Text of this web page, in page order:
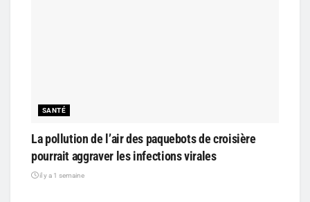
SANTÉ
La pollution de l’air des paquebots de croisière
pourrait aggraver les infections virales
il y a 1 semaine